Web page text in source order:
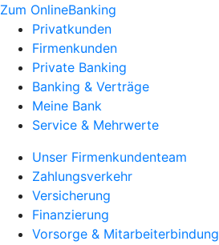
Zum OnlineBanking
Privatkunden
Firmenkunden
Private Banking
Banking & Verträge
Meine Bank
Service & Mehrwerte
Unser Firmenkundenteam
Zahlungsverkehr
Versicherung
Finanzierung
Vorsorge & Mitarbeiterbindung